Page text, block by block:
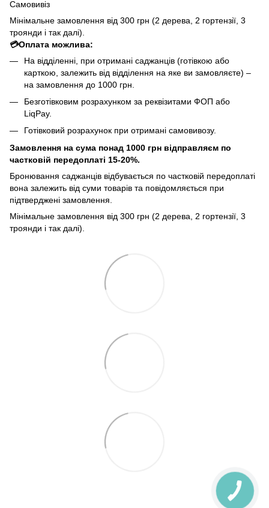
Самовивіз
Мінімальне замовлення від 300 грн (2 дерева, 2 гортензії, 3
троянди і так далі).
💳Оплата можлива:
На відділенні, при отримані саджанців (готівкою або
карткою, залежить від відділення на яке ви замовляєте) –
на замовлення до 1000 грн.
Безготівковим розрахунком за реквізитами ФОП або
LiqPay.
Готівковий розрахунок при отримані самовивозу.
Замовлення на сума понад 1000 грн відправляєм по
частковій передоплаті 15-20%.
Бронювання саджанців відбувається по частковій передоплаті
вона залежить від суми товарів та повідомляється при
підтверджені замовлення.
Мінімальне замовлення від 300 грн (2 дерева, 2 гортензії, 3
троянди і так далі).